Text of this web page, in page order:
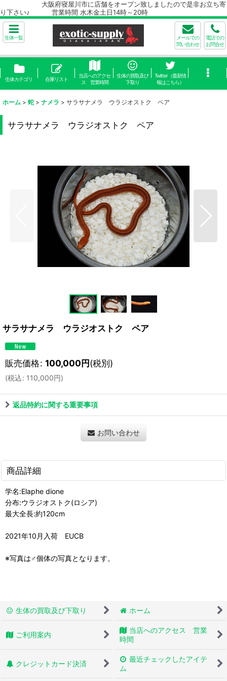
大阪府寝屋川市に店舗をオープン致しましたので是非お立ち寄
り下さい♪ 営業時間 水木金土日14時～20時
生体一覧
メールでの
問い合わせ
電話での
お問合せ
生体カテゴリ 在庫リスト
当店へのアクセ
ス 営業時間
生体の買取及び
下取り
Twitter（最新情
報はこちら）
ホーム > 蛇 > ナメラ > サラサナメラ ウラジオストク ペア
サラサナメラ ウラジオストク ペア
サラサナメラ ウラジオストク ペア
販売価格: 100,000円(税別)
(税込: 110,000円)
返品特約に関する重要事項
お問い合わせ
商品詳細
学名:Elaphe dione
分布:ウラジオストク(ロシア)
最大全長:約120cm
2021年10月入荷 EUCB
※写真は♂個体の写真となります。
生体の買取及び下取り ホーム
ご利用案内
当店へのアクセス 営業
時間
クレジットカード決済
最近チェックしたアイテ
ム